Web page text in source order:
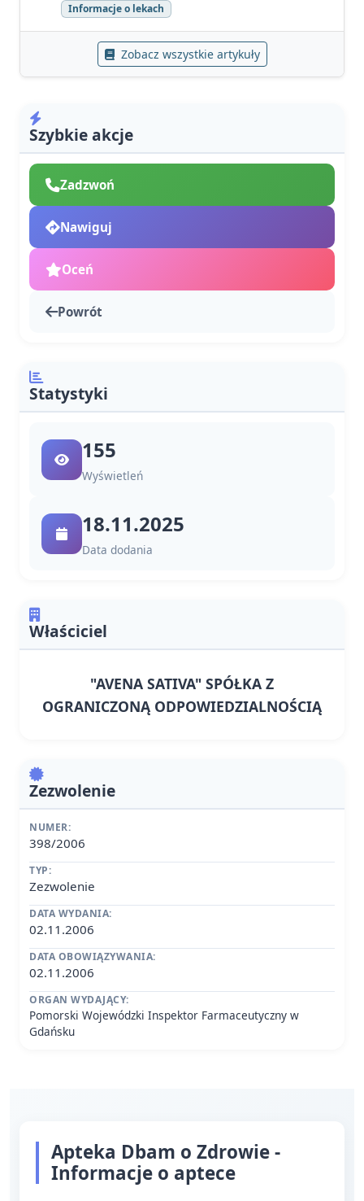
Informacje o lekach
Zobacz wszystkie artykuły
Szybkie akcje
Zadzwoń
Nawiguj
Oceń
Powrót
Statystyki
155
Wyświetleń
18.11.2025
Data dodania
Właściciel
"AVENA SATIVA" SPÓŁKA Z
OGRANICZONĄ ODPOWIEDZIALNOŚCIĄ
Zezwolenie
NUMER:
398/2006
TYP:
Zezwolenie
DATA WYDANIA:
02.11.2006
DATA OBOWIĄZYWANIA:
02.11.2006
ORGAN WYDAJĄCY:
Pomorski Wojewódzki Inspektor Farmaceutyczny w
Gdańsku
Apteka Dbam o Zdrowie -
Informacje o aptece